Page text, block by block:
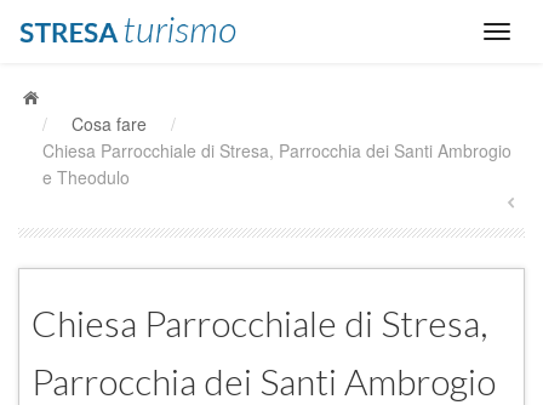
/ Cosa fare
/
Chiesa Parrocchiale di Stresa, Parrocchia dei Santi Ambrogio
e Theodulo
Chiesa Parrocchiale di Stresa,
Parrocchia dei Santi Ambrogio